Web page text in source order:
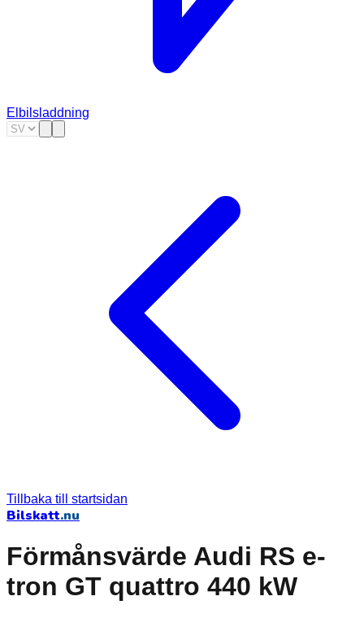
Elbilsladdning
Tillbaka till startsidan
Bilskatt.nu
Förmånsvärde Audi RS e-
tron GT quattro 440 kW